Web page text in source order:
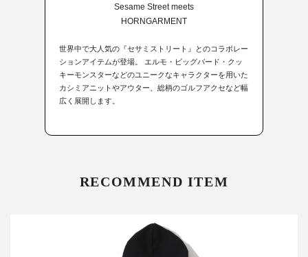
Sesame Street meets
HORNGARMENT
世界中で大人気の『セサミストリート』とのコラボレー
ションアイテムが登場。 エルモ・ビッグバード・クッ
キーモンスターなどのユニークなキャラクターを用いた
カシミアニットやアウター、総柄のゴルフアクセなど幅
広く展開します。
RECOMMEND ITEM